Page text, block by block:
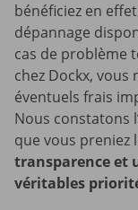
bénéficiez en
dépannage
cas de problème
chez Dockx, vous
éventuels frais
Nous constatons
que vous preniez
transparence et
véritables